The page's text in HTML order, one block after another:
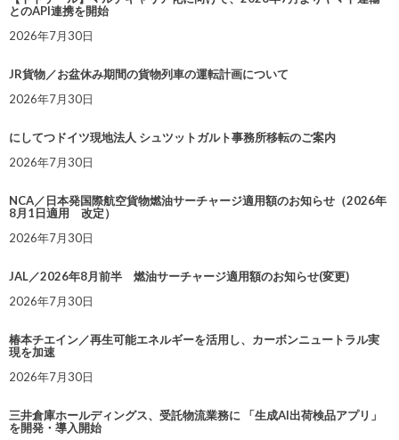
とのAPI連携を開始
2026年7月30日
JR貨物／お盆休み期間の貨物列車の運転計画について
2026年7月30日
にしてつドイツ現地法人 シュツットガルト事務所移転のご案内
2026年7月30日
NCA／日本発国際航空貨物燃油サーチャージ適用額のお知らせ（2026年
8月1日適用 改定）
2026年7月30日
JAL／2026年8月前半 燃油サーチャージ適用額のお知らせ(変更)
2026年7月30日
椿本チエイン／再生可能エネルギーを活用し、カーボンニュートラル実
現を加速
2026年7月30日
三井倉庫ホールディングス、受託物流業務に 「生成AI出荷検品アプリ」
を開発・導入開始